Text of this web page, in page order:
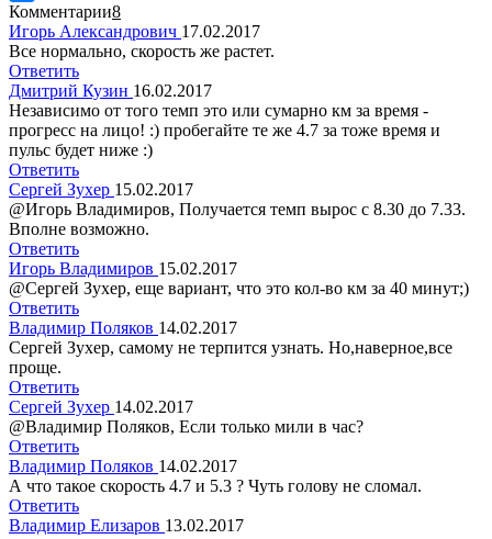
Комментарии8
Игорь Александрович 17.02.2017
Все нормально, скорость же растет.
Ответить
Дмитрий Кузин 16.02.2017
Независимо от того темп это или сумарно км за время -
прогресс на лицо! :) пробегайте те же 4.7 за тоже время и
пульс будет ниже :)
Ответить
Сергей Зухер 15.02.2017
@Игорь Владимиров, Получается темп вырос с 8.30 до 7.33.
Вполне возможно.
Ответить
Игорь Владимиров 15.02.2017
@Сергей Зухер, еще вариант, что это кол-во км за 40 минут;)
Ответить
Владимир Поляков 14.02.2017
Сергей Зухер, самому не терпится узнать. Но,наверное,все
проще.
Ответить
Сергей Зухер 14.02.2017
@Владимир Поляков, Если только мили в час?
Ответить
Владимир Поляков 14.02.2017
А что такое скорость 4.7 и 5.3 ? Чуть голову не сломал.
Ответить
Владимир Елизаров 13.02.2017